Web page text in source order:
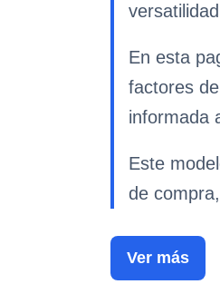
En esta
factores
informada
Este
de
Ver más